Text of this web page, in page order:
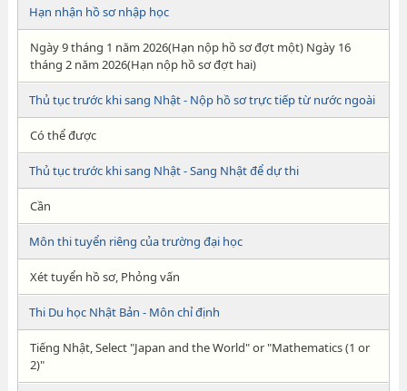
Hạn nhận hồ sơ nhập học
Ngày 9 tháng 1 năm 2026(Hạn nộp hồ sơ đợt một) Ngày 16
tháng 2 năm 2026(Hạn nộp hồ sơ đợt hai)
Thủ tục trước khi sang Nhật - Nộp hồ sơ trực tiếp từ nước ngoài
Có thể được
Thủ tục trước khi sang Nhật - Sang Nhật để dự thi
Cần
Môn thi tuyển riêng của trường đại học
Xét tuyển hồ sơ, Phỏng vấn
Thi Du học Nhật Bản - Môn chỉ định
Tiếng Nhật, Select "Japan and the World" or "Mathematics (1 or
2)"